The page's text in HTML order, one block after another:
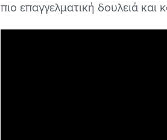
πιο επαγγελματική δουλειά